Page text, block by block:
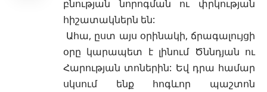
բնության նորոգման ու փրկության
հիշատակներն են:
Ահա, ըստ այս օրինակի, ճրագալույցի
օրը կարապետ է լինում Ծննդյան ու
Հարության տոներին: Եվ դրա համար
սկսում ենք հոգևոր պաշտոն